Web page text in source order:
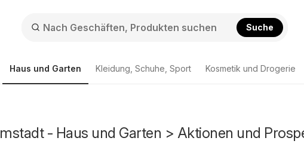
Suche
Haus und Garten Kleidung, Schuhe, Sport Kosmetik und Drogerie
- Haus und Garten > Aktionen und